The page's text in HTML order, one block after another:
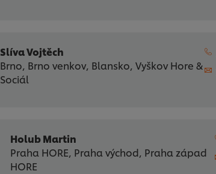
Slíva Vojtěch
Brno, Brno venkov, Blansko, Vyškov Hore &
Sociál
Holub Martin
Praha HORE, Praha východ, Praha západ
HORE